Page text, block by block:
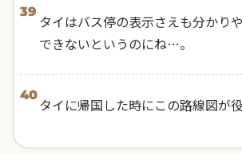
39
タイはバス停の表示さえも分かり
できないというのにね…。
40
タイに帰国した時にこの路線図が